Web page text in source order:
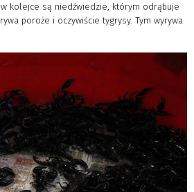
kolejce są niedźwiedzie, którym odrąbuje
poroże i oczywiście tygrysy. Tym wyrywa